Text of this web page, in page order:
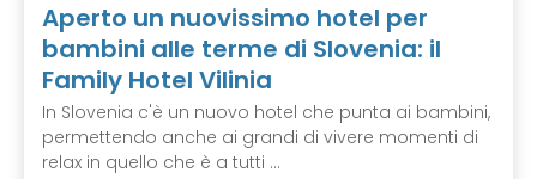
Aperto un nuovissimo hotel per
bambini alle terme di Slovenia: il
Family Hotel Vilinia
In Slovenia c'è un nuovo hotel che punta ai bambini,
permettendo anche ai grandi di vivere momenti di
relax in quello che è a tutti ...